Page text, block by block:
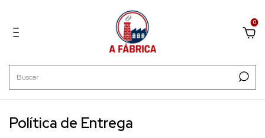
0
Política de Entrega